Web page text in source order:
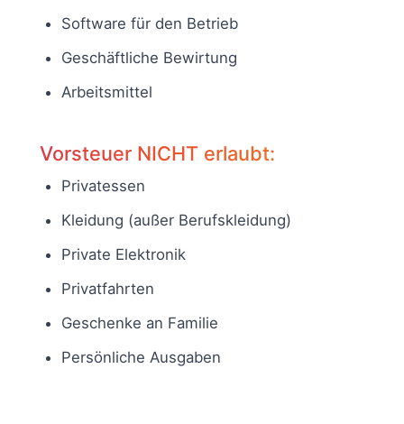
Software für den Betrieb
Geschäftliche Bewirtung
Arbeitsmittel
Vorsteuer NICHT erlaubt:
Privatessen
Kleidung (außer Berufskleidung)
Private Elektronik
Privatfahrten
Geschenke an Familie
Persönliche Ausgaben